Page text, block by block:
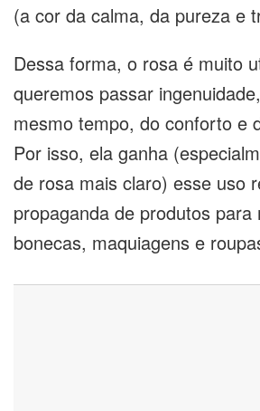
(a cor da calma, da pureza e
Dessa forma, o rosa é muito
queremos passar
mesmo tempo, do conforto e
Por isso, ela ganha
de rosa mais claro) esse uso
propaganda de produtos para
bonecas, maquiagens e